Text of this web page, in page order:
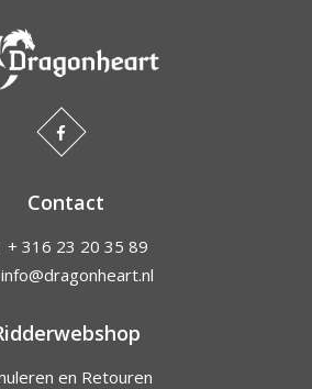
Contact
+ 316 23 20 35 89
info@dragonheart.nl
en Retouren